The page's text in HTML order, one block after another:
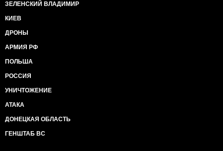
ЗЕЛЕНСКИЙ ВЛАДИМИР
КИЕВ
ДРОНЫ
АРМИЯ РФ
ПОЛЬША
РОССИЯ
УНИЧТОЖЕНИЕ
АТАКА
ДОНЕЦКАЯ ОБЛАСТЬ
ГЕНШТАБ ВС